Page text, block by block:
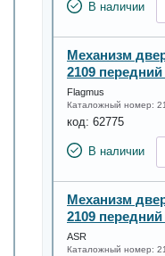
В наличии
Механизм
2109
Flagmus
Каталожный номер:
код: 62775
В наличии
Механизм
2109
ASR
Каталожный номер: